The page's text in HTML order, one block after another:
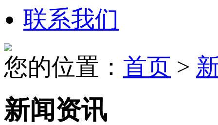
联系我们
您的位置： 首页 >
新闻资讯